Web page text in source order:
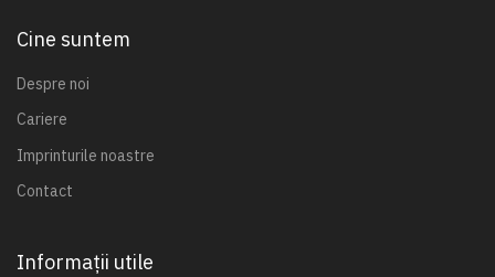
Cine suntem
Despre noi
Cariere
Imprinturile noastre
Contact
Informații utile